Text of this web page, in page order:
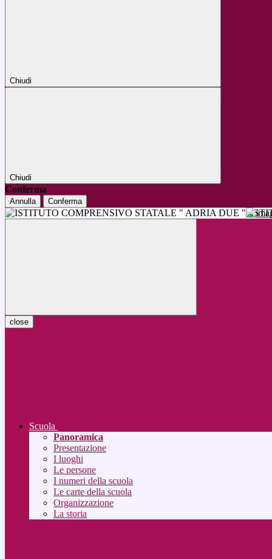
Chiudi
Chiudi
Conferma
Annulla Conferma
close
Scuola
Panoramica
Presentazione
I luoghi
Le persone
I numeri della scuola
Le carte della scuola
Organizzazione
La storia